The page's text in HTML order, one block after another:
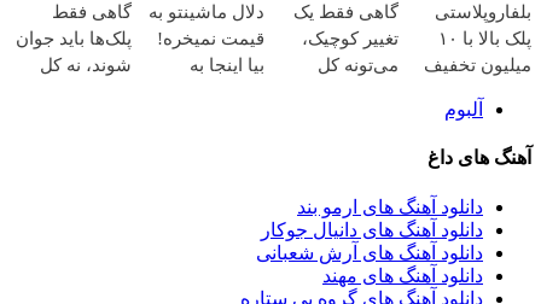
🌸 بلفا با 25%
تخفیف
همراه مکانیک
بلفاروپلاستی
پلک بالا با ۱۰
میلیون تخفیف
گاهی فقط یک
تغییر کوچیک،
می‌تونه کل
دلال ماشینتو به
قیمت نمیخره!
بیا اینجا به
گاهی فقط
پلک‌ها باید جوان
شوند، نه کل
آلبوم
آهنگ های داغ
دانلود آهنگ های ارمو بند
دانلود آهنگ های دانیال جوکار
دانلود آهنگ های آرش شعبانی
دانلود آهنگ های مهند
دانلود آهنگ های گروه بی ستاره